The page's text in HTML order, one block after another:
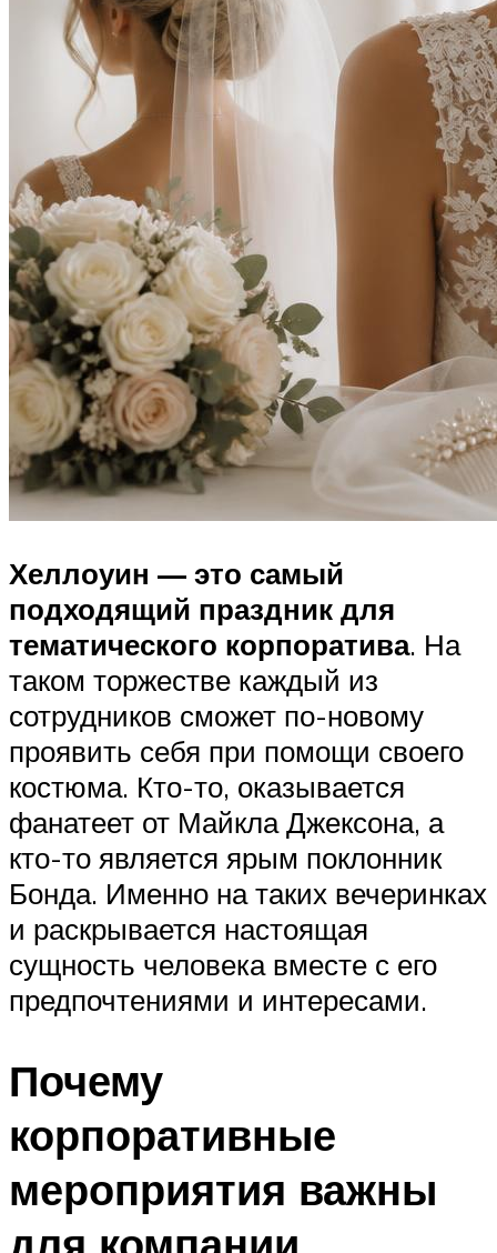
Хеллоуин — это самый
подходящий праздник для
тематического корпоратива. На
таком торжестве каждый из
сотрудников сможет по-новому
проявить себя при помощи своего
костюма. Кто-то, оказывается
фанатеет от Майкла Джексона, а
кто-то является ярым поклонник
Бонда. Именно на таких вечеринках
и раскрывается настоящая
сущность человека вместе с его
предпочтениями и интересами.
Почему
корпоративные
мероприятия важны